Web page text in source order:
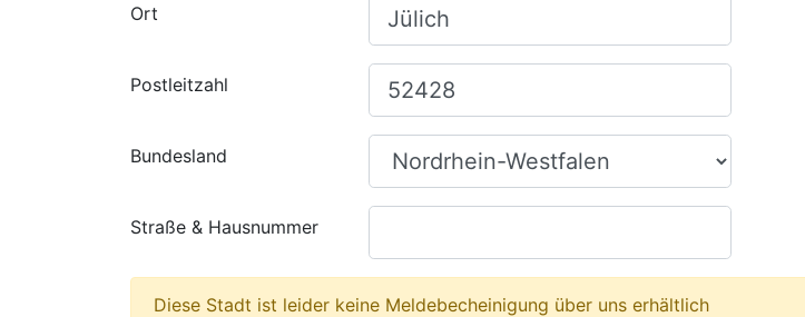
Ort
Postleitzahl
Bundesland
Straße & Hausnummer
Diese Stadt ist leider keine Meldebecheinigung über uns erhältlich